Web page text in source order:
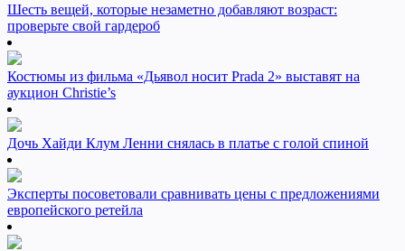
Шесть вещей, которые незаметно добавляют возраст:
проверьте свой гардероб
Костюмы из фильма «Дьявол носит Prada 2» выставят на
аукцион Christie’s
Дочь Хайди Клум Ленни снялась в платье с голой спиной
Эксперты посоветовали сравнивать цены с предложениями
европейского ретейла